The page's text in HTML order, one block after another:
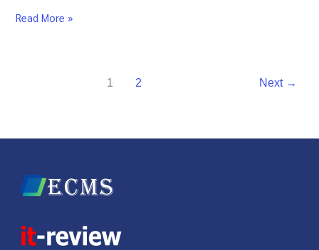
Read More »
1 2 Next →